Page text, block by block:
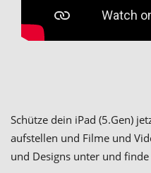
Schütze dein iPad (5.Gen)
aufstellen und Filme und
und Designs unter und